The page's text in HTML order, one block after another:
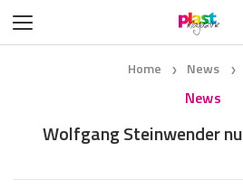
Home ❯ News ❯
News
Wolfgang Steinwender